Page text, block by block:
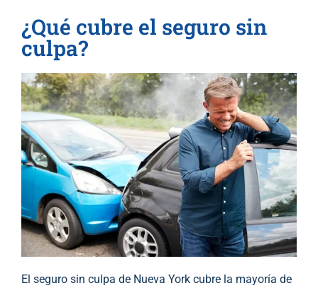
¿Qué cubre el seguro sin
culpa?
El seguro sin culpa de Nueva York cubre la mayoría de